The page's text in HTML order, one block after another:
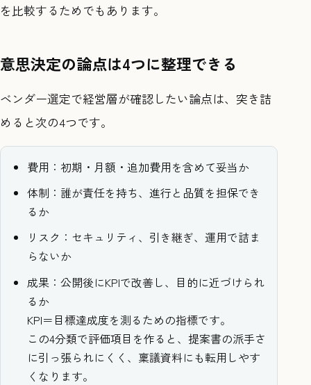
を比較するためでもあります。
意思決定の論点は4つに整理できる
ベンダー選定で経営層が確認したい論点は、突き詰
めると次の4つです。
費用：初期・月額・追加費用を含めて妥当か
体制：誰が責任を持ち、進行と品質を担保でき
るか
リスク：セキュリティ、引き継ぎ、運用で詰ま
らないか
成果：公開後にKPIで改善し、目的に近づけられ
るか
KPI＝目標達成度を測るための指標です。
この4分類で評価項目を作ると、提案書の派手さ
に引っ張られにくく、稟議資料にも転用しやす
くなります。